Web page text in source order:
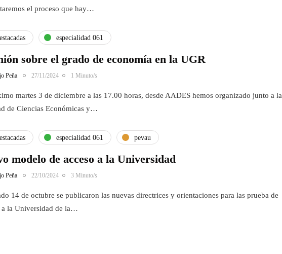
el proceso que hay…
especialidad 061
sobre el grado de economía en la UGR
Peña 27/11/2024 1 Minuto/s
martes 3 de diciembre a las 17.00 horas, desde AADES hemos organizado junto a la
de Ciencias Económicas y…
especialidad 061 pevau
modelo de acceso a la Universidad
Peña 22/10/2024 3 Minuto/s
14 de octubre se publicaron las nuevas directrices y orientaciones para las prueba de
a la Universidad de la…